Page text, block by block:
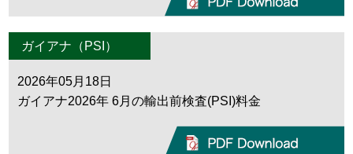
ガイアナ（PSI）
2026年05月18日
ガイアナ2026年 6月の輸出前検査(PSI)料金